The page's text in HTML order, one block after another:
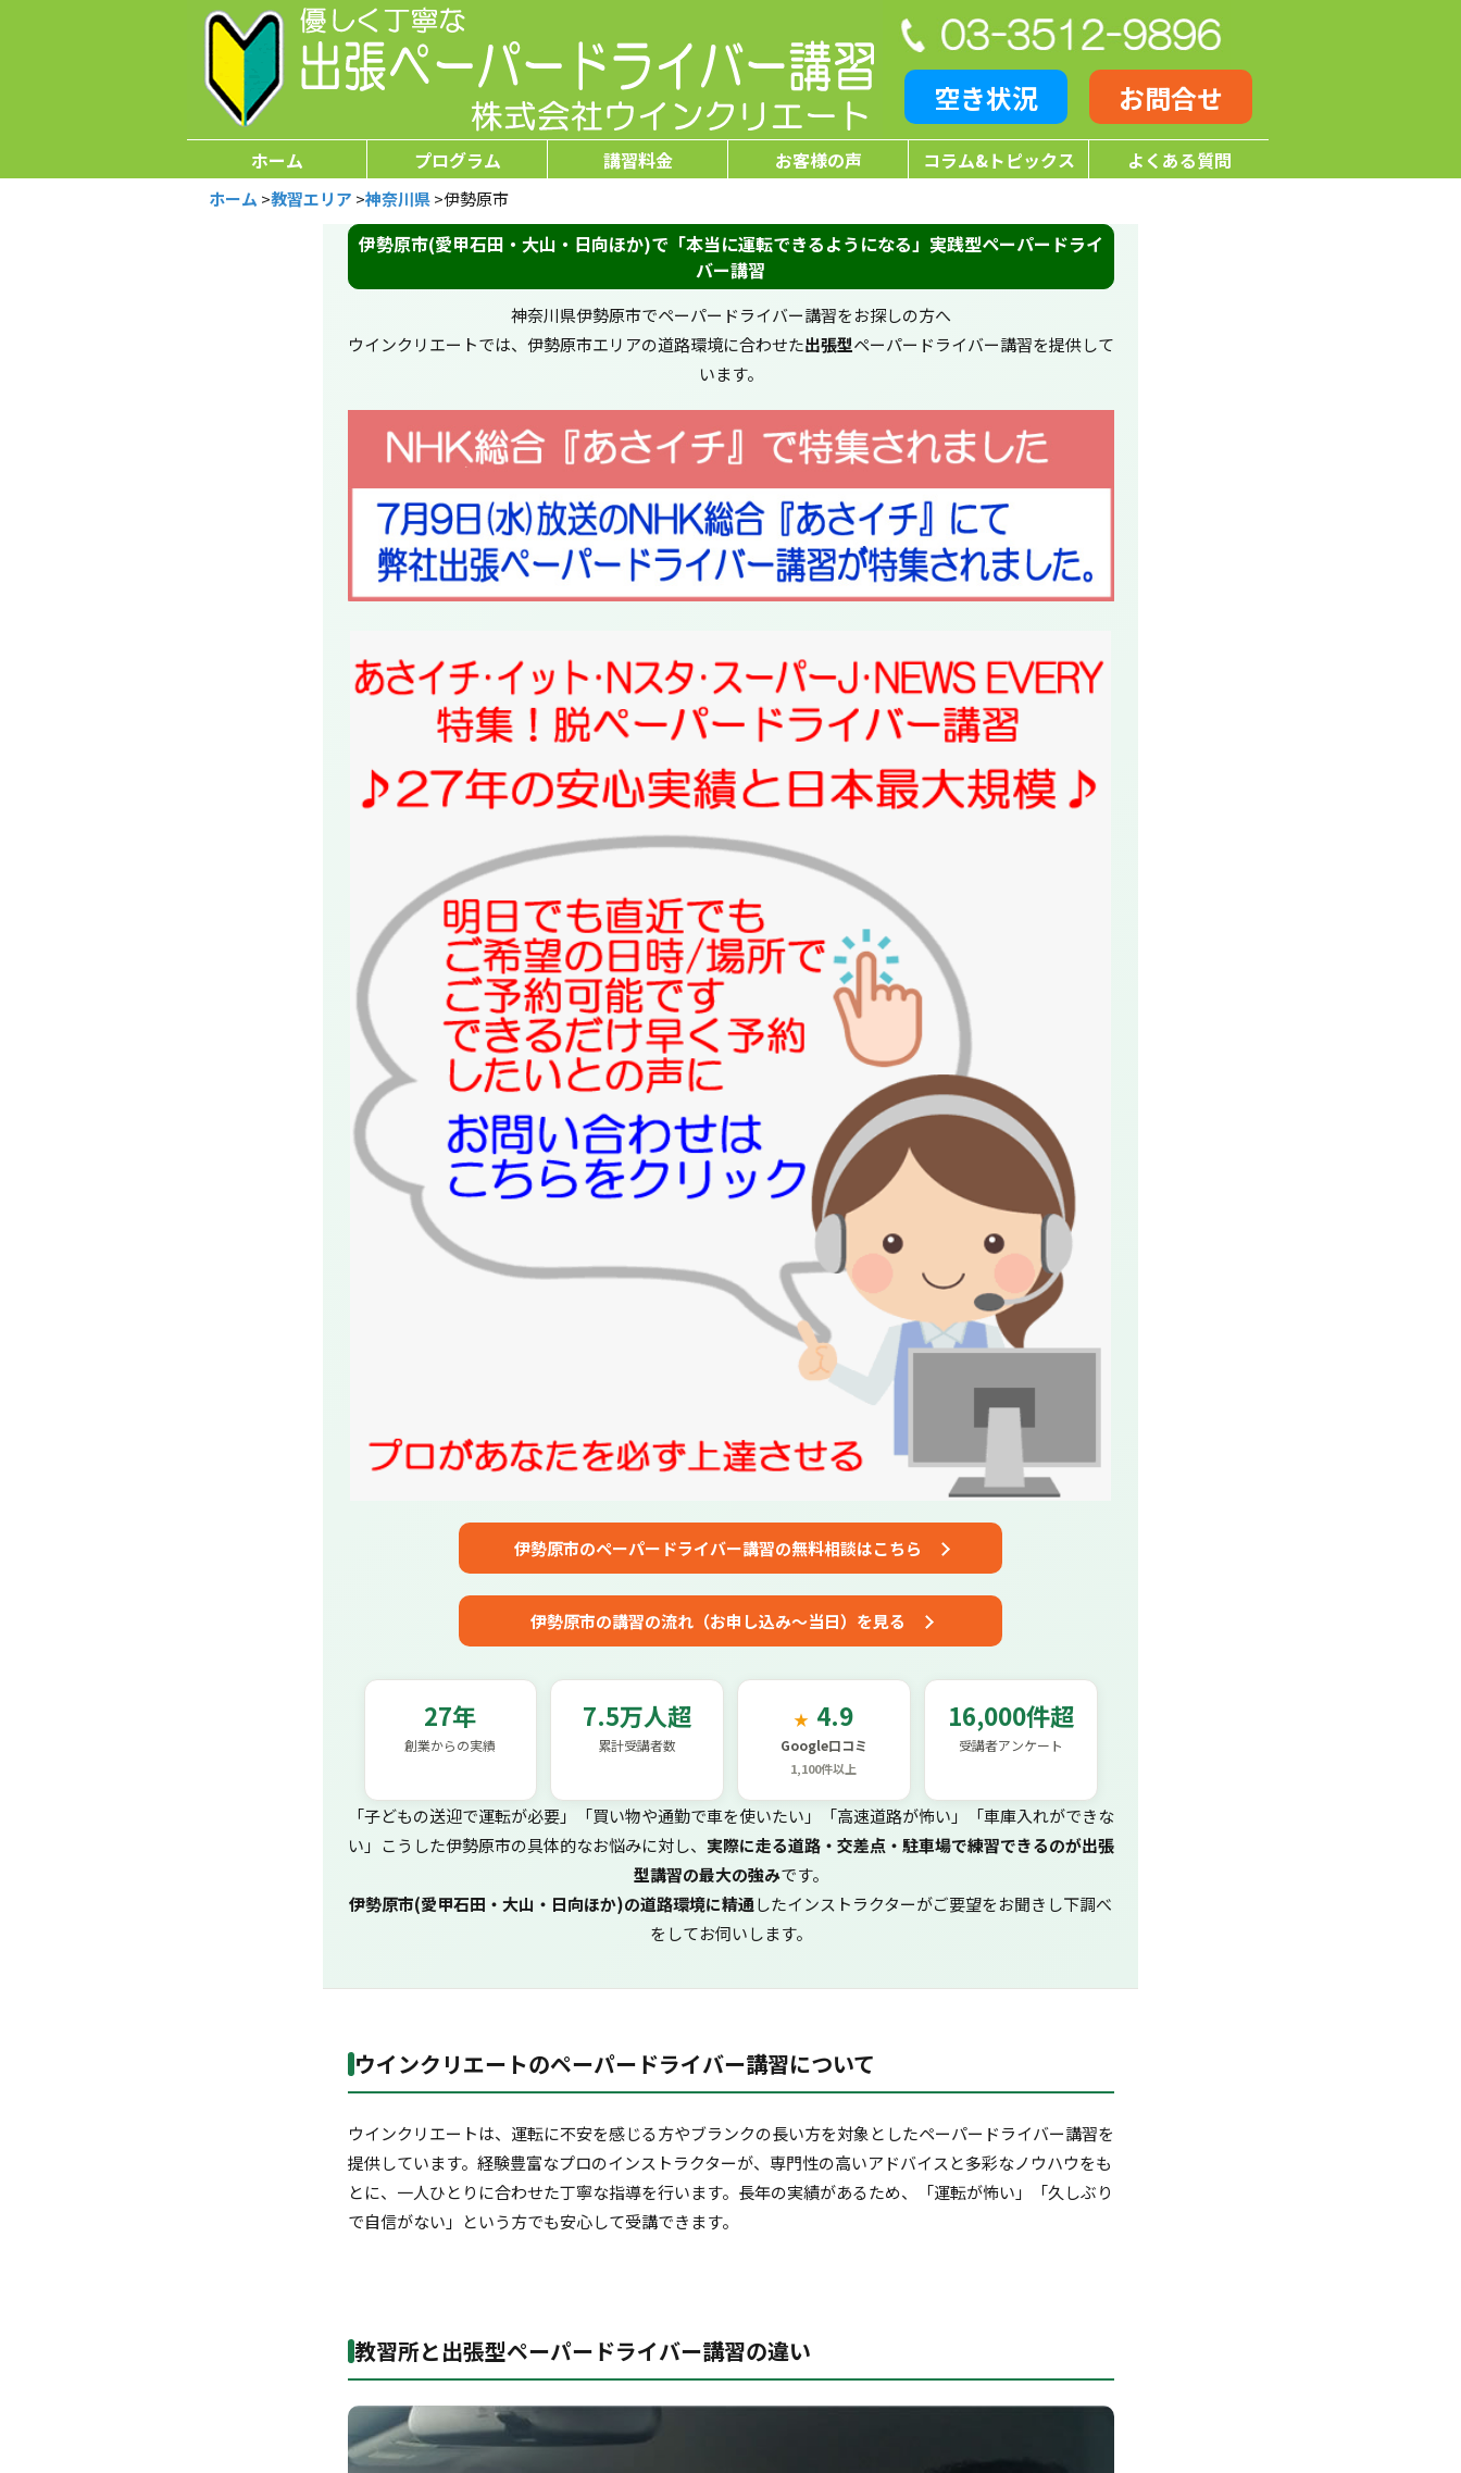
空き状況 お問合せ
ホーム プログラム 講習料金 お客様の声 コラム&トピックス よくある質問
ホーム >教習エリア >神奈川県>伊勢原市
伊勢原市(愛甲石田・大山・日向ほか)で「本当に運転できるようになる」実践型ペーパードライ
バー講習
神奈川県伊勢原市でペーパードライバー講習をお探しの方へ
ウインクリエートでは、伊勢原市エリアの道路環境に合わせた出張型ペーパードライバー講習を提供して
います。
伊勢原市のペーパードライバー講習の無料相談はこちら
伊勢原市の講習の流れ（お申し込み～当日）を見る
27年
創業からの実績
7.5万人超
累計受講者数
★ 4.9
Google口コミ
1,100件以上
16,000件超
受講者アンケート
「子どもの送迎で運転が必要」「買い物や通勤で車を使いたい」「高速道路が怖い」「車庫入れができな
い」こうした伊勢原市の具体的なお悩みに対し、 実際に走る道路・交差点・駐車場で練習できるのが出張
型講習の最大の強みです。
伊勢原市(愛甲石田・大山・日向ほか)の道路環境に精通したインストラクターがご要望をお聞きし下調べ
をしてお伺いします。
ウインクリエートのペーパードライバー講習について
ウインクリエートは、運転に不安を感じる方やブランクの長い方を対象としたペーパードライバー講習を
提供しています。経験豊富なプロのインストラクターが、専門性の高いアドバイスと多彩なノウハウをも
とに、一人ひとりに合わせた丁寧な指導を行います。長年の実績があるため、「運転が怖い」「久しぶり
で自信がない」という方でも安心して受講できます。
教習所と出張型ペーパードライバー講習の違い